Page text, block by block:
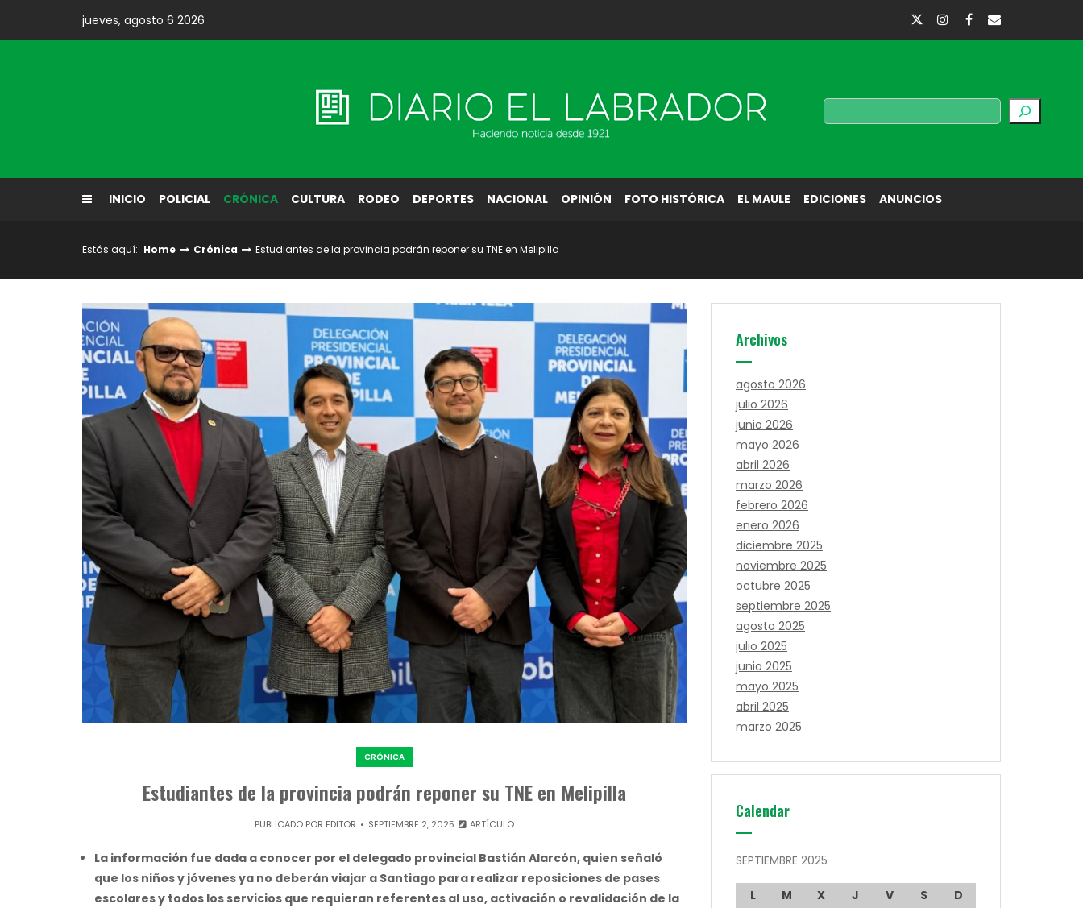
content
jueves, agosto 6 2026
Diario El Labrador Buscar
INICIO POLICIAL CRÓNICA CULTURA RODEO DEPORTES NACIONAL OPINIÓN FOTO HISTÓRICA EL MAULE EDICIONES ANUNCIOS
Estás aquí: Home Crónica Estudiantes de la provincia podrán reponer su TNE en Melipilla
CRÓNICA
Estudiantes de la provincia podrán reponer su TNE en Melipilla
PUBLICADO POR EDITOR SEPTIEMBRE 2, 2025 ARTÍCULO
La información fue dada a conocer por el delegado provincial Bastián Alarcón, quien señaló
que los niños y jóvenes ya no deberán viajar a Santiago para realizar reposiciones de pases
escolares y todos los servicios que requieran referentes al uso, activación o revalidación de la
Archivos
agosto 2026
julio 2026
junio 2026
mayo 2026
abril 2026
marzo 2026
febrero 2026
enero 2026
diciembre 2025
noviembre 2025
octubre 2025
septiembre 2025
agosto 2025
julio 2025
junio 2025
mayo 2025
abril 2025
marzo 2025
Calendar
SEPTIEMBRE 2025
L M X J V S
D